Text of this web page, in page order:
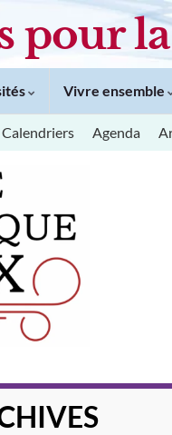
pour
Vivre ensemble
Calendriers Agenda